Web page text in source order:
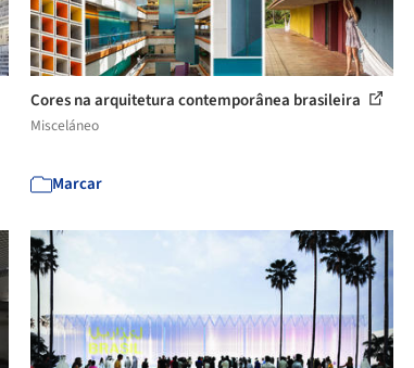
Cores na arquitetura contemporânea brasileira
Misceláneo
Marcar